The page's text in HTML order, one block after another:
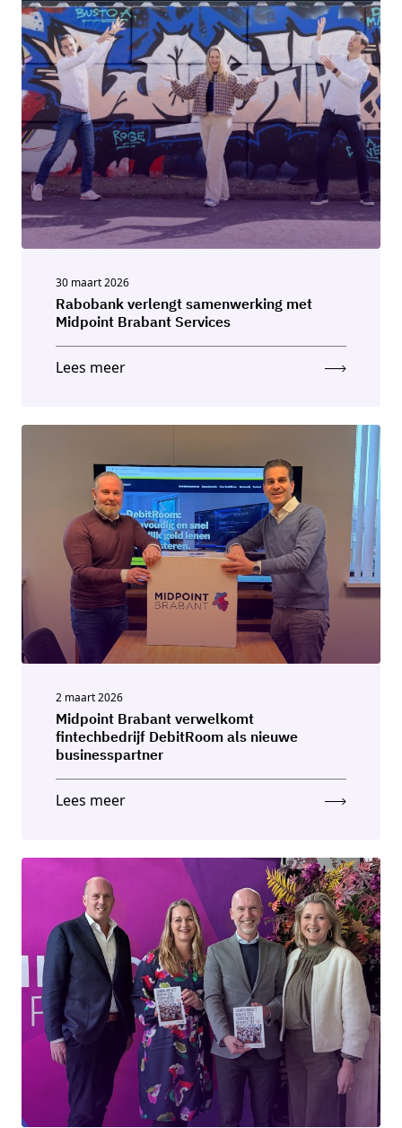
Rabobank verlengt samenwerking met
Midpoint Brabant Services
30 maart 2026
Lees meer
Midpoint Brabant verwelkomt
fintechbedrijf DebitRoom als nieuwe
businesspartner
2 maart 2026
Lees meer